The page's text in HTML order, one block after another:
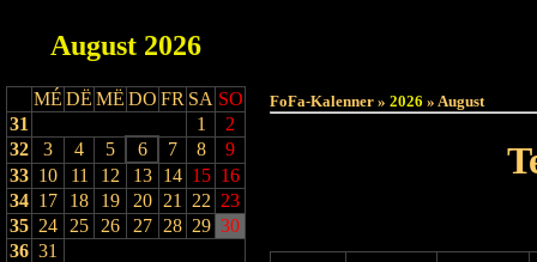
August 2026
MÉ DË MË DO FR SA SO
31
1
2
32
3 4 5 6 7 8
9
33 10 11 12 13 14 15 16
34 17 18 19 20 21 22 23
35 24 25 26 27 28 29 30
36 31
FoFa-Kalenner » 2026 » August